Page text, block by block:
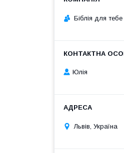
Біблія для тебе
Юлія
Львів, Україна